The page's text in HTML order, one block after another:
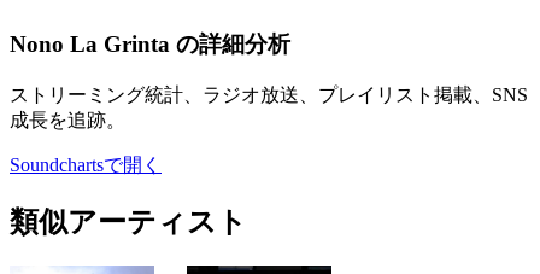
Nono La Grinta の詳細分析
ストリーミング統計、ラジオ放送、プレイリスト掲載、SNS
成長を追跡。
Soundchartsで開く
類似アーティスト